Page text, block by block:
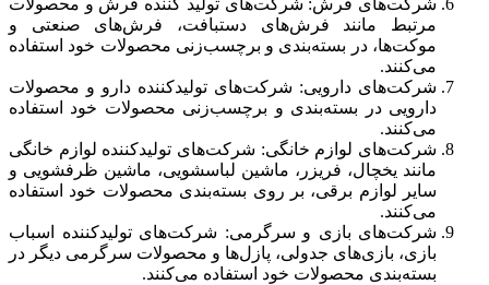
شرکت‌های فرش: شرکت‌های تولید کننده فرش و محصولات
مرتبط مانند فرش‌های دستبافت، فرش‌های صنعتی و
موکت‌ها، در بسته‌بندی و برچسب‌زنی محصولات خود استفاده
می‌کنند.
شرکت‌های دارویی: شرکت‌های تولیدکننده دارو و محصولات
دارویی در بسته‌بندی و برچسب‌زنی محصولات خود استفاده
می‌کنند.
شرکت‌های لوازم خانگی: شرکت‌های تولیدکننده لوازم خانگی
مانند یخچال، فریزر، ماشین لباسشویی، ماشین ظرفشویی و
سایر لوازم برقی، بر روی بسته‌بندی محصولات خود استفاده
می‌کنند.
شرکت‌های بازی و سرگرمی: شرکت‌های تولیدکننده اسباب
بازی، بازی‌های جدولی، پازل‌ها و محصولات سرگرمی دیگر در
بسته‌بندی محصولات خود استفاده می‌کنند.